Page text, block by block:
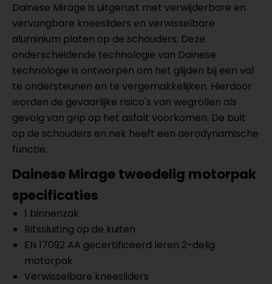
Dainese Mirage is uitgerust met verwijderbare en
vervangbare kneesliders en verwisselbare
aluminium platen op de schouders. Deze
onderscheidende technologie van Dainese
technologie is ontworpen om het glijden bij een val
te ondersteunen en te vergemakkelijken. Hierdoor
worden de gevaarlijke risico's van wegrollen als
gevolg van grip op het asfalt voorkomen. De bult
op de schouders en nek heeft een aerodynamische
functie.
Dainese Mirage tweedelig motorpak
specificaties
1 binnenzak
Ritssluiting op de kuiten
EN 17092 AA gecertificeerd leren 2-delig
motorpak
Verwisselbare kneesliders